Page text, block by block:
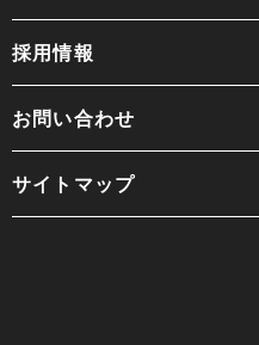
採用情報
お問い合わせ
サイトマップ